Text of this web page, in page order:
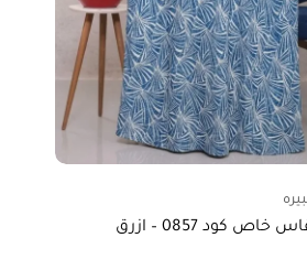
كود 0857 – ازرق